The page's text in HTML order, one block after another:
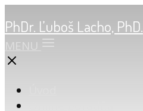
PhDr. Ľuboš Lacho, PhD.
MENU